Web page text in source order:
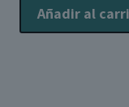
Añadir al